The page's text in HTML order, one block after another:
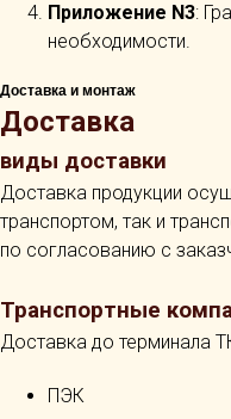
Приложение N3:
необходимости.
Доставка и монтаж
Доставка
виды доставки
Доставка продукции
транспортом, так и
по согласованию с
Транспортные
Доставка до терминала
ПЭК